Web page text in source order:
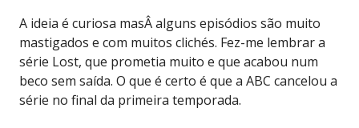
A ideia é curiosa masÂ alguns episódios são muito
mastigados e com muitos clichés. Fez-me lembrar a
série Lost, que prometia muito e que acabou num
beco sem saída. O que é certo é que a ABC cancelou a
série no final da primeira temporada.